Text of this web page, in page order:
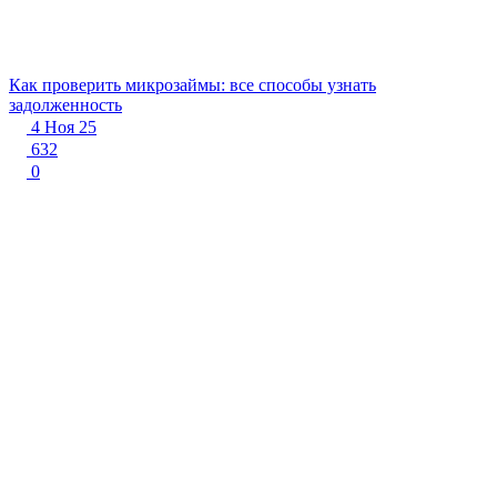
Как проверить микрозаймы: все способы узнать
задолженность
4 Ноя 25
632
0